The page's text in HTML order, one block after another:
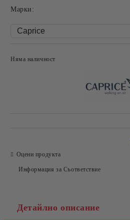
Mарки:
Няма наличност
Оцени продукта
Информация за Съответствие
Детайлно описание